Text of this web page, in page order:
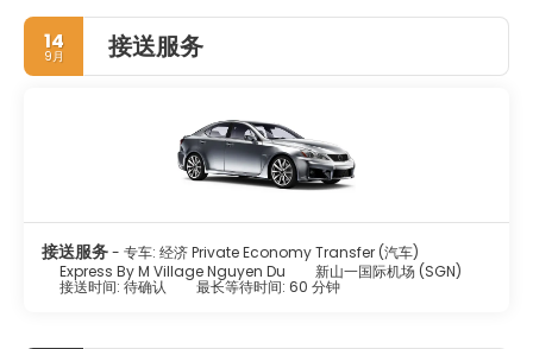
14
9月 接送服务
接送服务- 专车: 经济 Private Economy Transfer (汽车)
Express By M Village Nguyen Du
新山一国际机场 (SGN)
接送时间: 待确认 最长等待时间: 60 分钟